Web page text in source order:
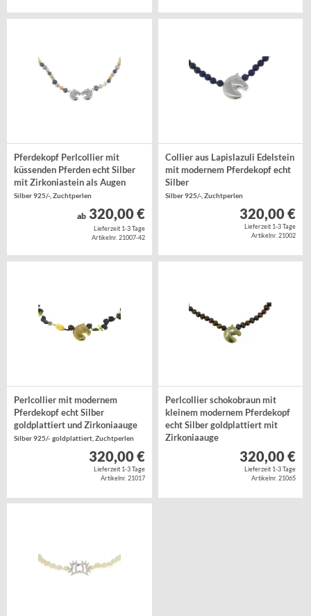
Pferdekopf Perlcollier mit
küssenden Pferden echt Silber
mit Zirkoniastein als Augen
Silber 925/-, Zuchtperlen
ab320,00 €
Lieferzeit 1-3 Tage
Artikelnr. 21007-42
Collier aus Lapislazuli Edelstein
mit modernem Pferdekopf echt
Silber
Silber 925/-, Zuchtperlen
320,00 €
Lieferzeit 1-3 Tage
Artikelnr. 21002
Perlcollier mit modernem
Pferdekopf echt Silber
goldplattiert und Zirkoniaauge
Silber 925/- goldplattiert, Zuchtperlen
320,00 €
Lieferzeit 1-3 Tage
Artikelnr. 21017
Perlcollier schokobraun mit
kleinem modernem Pferdekopf
echt Silber goldplattiert mit
Zirkoniaauge
Silber 925/- goldplattiert, Zuchtperlen
320,00 €
Lieferzeit 1-3 Tage
Artikelnr. 21065